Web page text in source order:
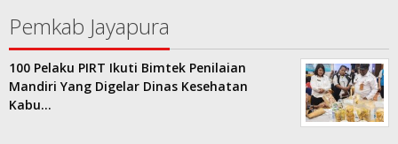
Pemkab Jayapura
100 Pelaku PIRT Ikuti Bimtek Penilaian
Mandiri Yang Digelar Dinas Kesehatan
Kabu…